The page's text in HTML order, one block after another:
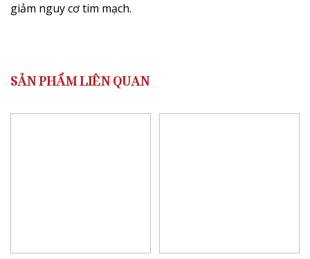
giảm nguy cơ tim mạch.
SẢN PHẨM LIÊN QUAN